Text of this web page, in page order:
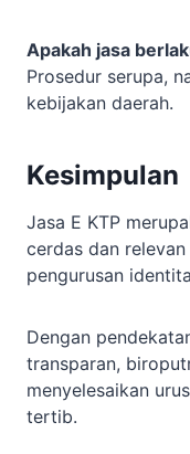
Apakah jasa
Prosedur serupa,
kebijakan daerah.
Kesimpulan
Jasa E KTP
cerdas dan
pengurusan
Dengan
transparan,
menyelesaikan
tertib.